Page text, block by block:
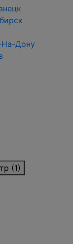
На-Дону
(1)